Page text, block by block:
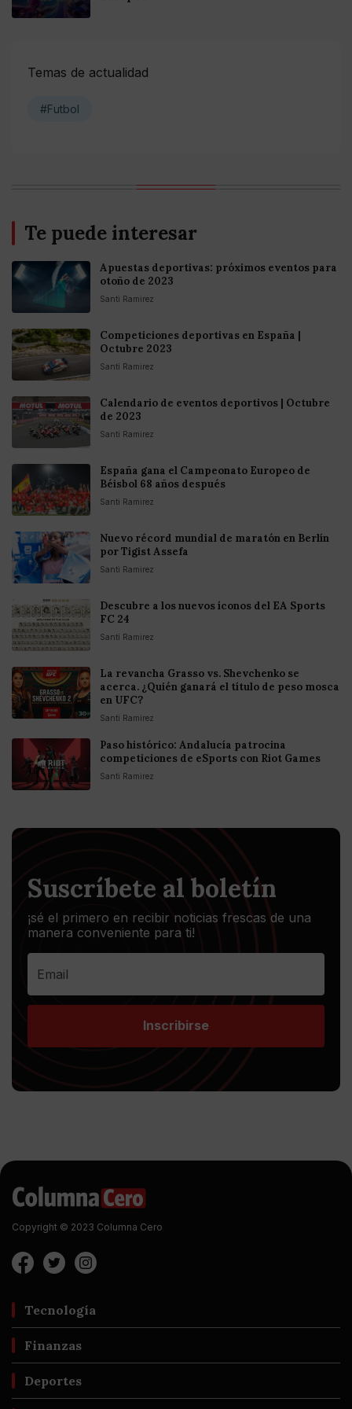
Temas de actualidad
#Futbol
Te puede interesar
Apuestas deportivas: próximos eventos para
otoño de 2023
Santi Ramirez
Competiciones deportivas en España |
Octubre 2023
Santi Ramirez
Calendario de eventos deportivos | Octubre
de 2023
Santi Ramirez
España gana el Campeonato Europeo de
Béisbol 68 años después
Santi Ramirez
Nuevo récord mundial de maratón en Berlín
por Tigist Assefa
Santi Ramirez
Descubre a los nuevos íconos del EA Sports
FC 24
Santi Ramirez
La revancha Grasso vs. Shevchenko se
acerca. ¿Quién ganará el título de peso mosca
en UFC?
Santi Ramirez
Paso histórico: Andalucía patrocina
competiciones de eSports con Riot Games
Santi Ramirez
Suscríbete al boletín
¡sé el primero en recibir noticias frescas de una
manera conveniente para ti!
Inscribirse
Copyright © 2023 Columna Cero
Tecnología
Finanzas
Deportes